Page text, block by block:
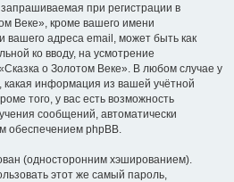
при регистрации в
Веке», кроме вашего имени
вашего адреса email, может быть как
ко вводу, на усмотрение
о Золотом Веке». В любом случае у
какая информация из вашей учётной
того, у вас есть возможность
сообщений, автоматически
обеспечением phpBB.
(односторонним хэшированием).
этот же самый пароль,